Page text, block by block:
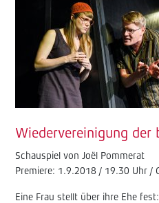
Wiedervereinigung der
Schauspiel von Joël Pommerat
Premiere: 1.9.2018 / 19.30 Uhr /
Eine Frau stellt über ihre Ehe